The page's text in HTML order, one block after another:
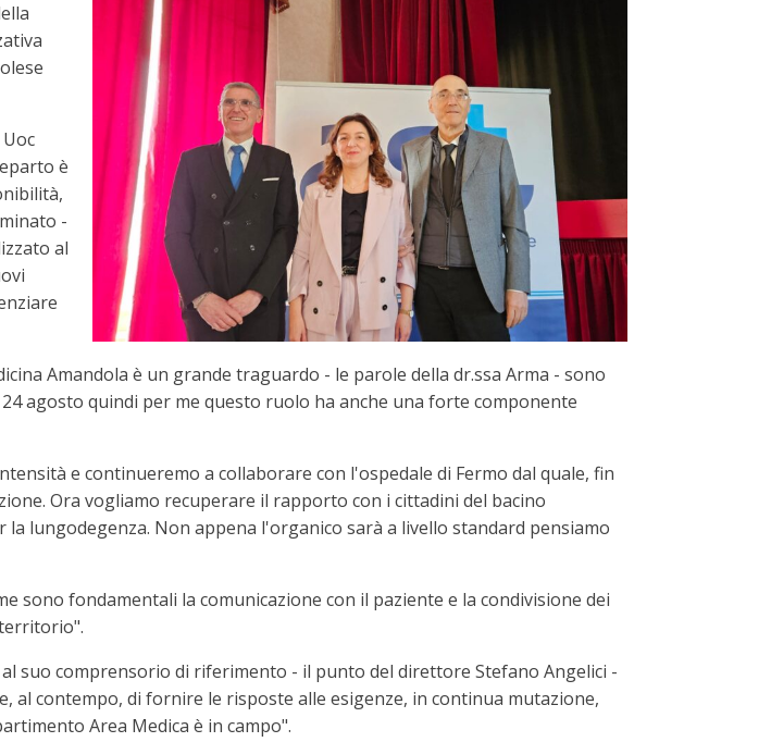
è
-
al
Amandola è un grande traguardo - le parole della dr.ssa Arma - sono
agosto quindi per me questo ruolo ha anche una forte componente
e continueremo a collaborare con l'ospedale di Fermo dal quale, fin
Ora vogliamo recuperare il rapporto con i cittadini del bacino
lungodegenza. Non appena l'organico sarà a livello standard pensiamo
sono fondamentali la comunicazione con il paziente e la condivisione dei
suo comprensorio di riferimento - il punto del direttore Stefano Angelici -
al contempo, di fornire le risposte alle esigenze, in continua mutazione,
Area Medica è in campo".